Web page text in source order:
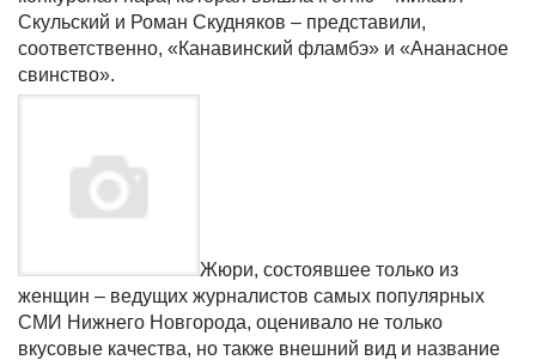
Скульский и Роман Скудняков – представили,
соответственно, «Канавинский фламбэ» и «Ананасное
свинство».
Жюри, состоявшее только из
женщин – ведущих журналистов самых популярных
СМИ Нижнего Новгорода, оценивало не только
вкусовые качества, но также внешний вид и название